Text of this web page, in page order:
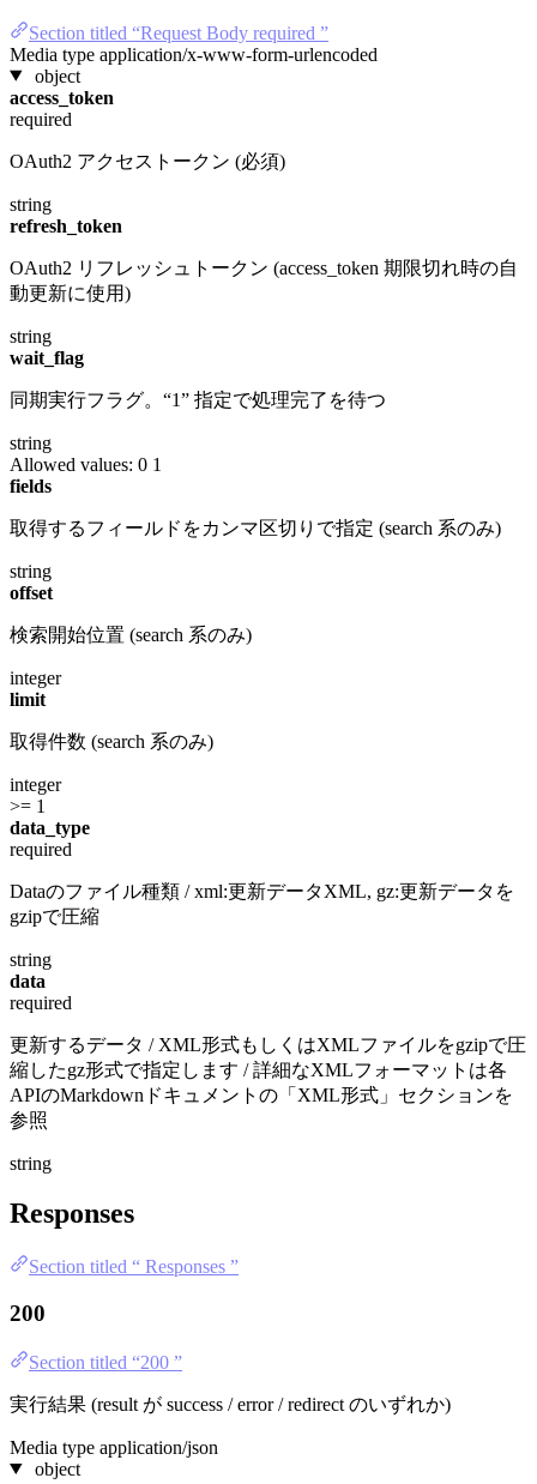
Section titled “Request Body required ”
Media type application/x-www-form-urlencoded
object
access_token
required
OAuth2 アクセストークン (必須)
string
refresh_token
OAuth2 リフレッシュトークン (access_token 期限切れ時の自
動更新に使用)
string
wait_flag
同期実行フラグ。“1” 指定で処理完了を待つ
string
Allowed values: 0 1
fields
取得するフィールドをカンマ区切りで指定 (search 系のみ)
string
offset
検索開始位置 (search 系のみ)
integer
limit
取得件数 (search 系のみ)
integer
>= 1
data_type
required
Dataのファイル種類 / xml:更新データXML, gz:更新データを
gzipで圧縮
string
data
required
更新するデータ / XML形式もしくはXMLファイルをgzipで圧
縮したgz形式で指定します / 詳細なXMLフォーマットは各
APIのMarkdownドキュメントの「XML形式」セクションを
参照
string
Responses
Section titled “ Responses ”
200
Section titled “200 ”
実行結果 (result が success / error / redirect のいずれか)
Media type application/json
object